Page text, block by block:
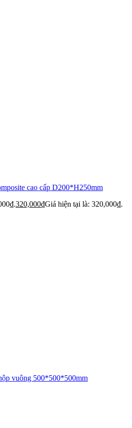
cao cấp D200*H250mm
320,000₫Giá hiện tại là: 320,000₫.
vuông 500*500*500mm